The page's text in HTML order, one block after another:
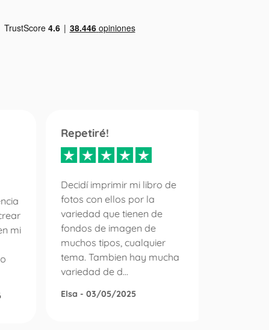
mi
Repetiré!
Decidí imprimir mi libro de
fotos con ellos por la
variedad que tienen de
fondos de imagen de
muchos tipos, cualquier
tema. Tambien hay mucha
variedad de d...
Elsa - 03/05/2025